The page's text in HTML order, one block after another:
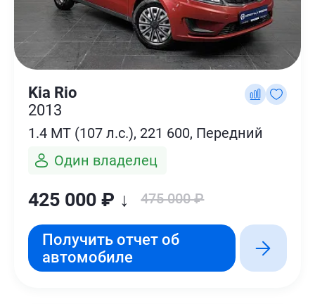
Kia Rio
2013
1.4 MT (107 л.с.), 221 600, Передний
Один владелец
425 000 ₽ ↓ 475 000 ₽
Получить отчет об
автомобиле